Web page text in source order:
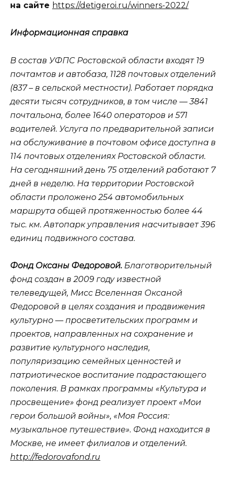
на сайте https://detigeroi.ru/winners-2022/
Информационная справка
В состав УФПС Ростовской области входят 19
почтамтов и автобаза, 1128 почтовых отделений
(837 – в сельской местности). Работает порядка
десяти тысяч сотрудников, в том числе — 3841
почтальона, более 1640 операторов и 571
водителей. Услуга по предварительной записи
на обслуживание в почтовом офисе доступна в
114 почтовых отделениях Ростовской области.
На сегодняшний день 75 отделений работают 7
дней в неделю. На территории Ростовской
области проложено 254 автомобильных
маршрута общей протяженностью более 44
тыс. км. Автопарк управления насчитывает 396
единиц подвижного состава.
Фонд Оксаны Федоровой. Благотворительный
фонд создан в 2009 году известной
телеведущей, Мисс Вселенная Оксаной
Федоровой в целях создания и продвижения
культурно — просветительских программ и
проектов, направленных на сохранение и
развитие культурного наследия,
популяризацию семейных ценностей и
патриотическое воспитание подрастающего
поколения. В рамках программы «Культура и
просвещение» фонд реализует проект «Мои
герои большой войны», «Моя Россия:
музыкальное путешествие». Фонд находится в
Москве, не имеет филиалов и отделений.
http://fedorovafond.ru